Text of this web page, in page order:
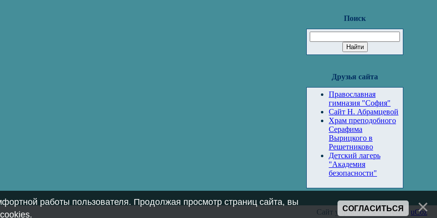
Поиск
Друзья сайта
Православная
гимназия "София"
Сайт Н. Абрамцевой
Храм преподобного
Серафима
Вырицкого в
Решетниково
Детский лагерь
"Академия
безопасности"
Сайт управляется системой uCoz
работы пользователя. Продолжая просмотр страниц сайта, вы
.
СОГЛАСИТЬСЯ